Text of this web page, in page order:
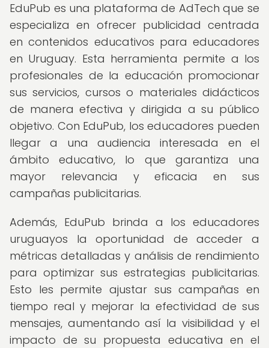
EduPub es una plataforma de AdTech que se
especializa en ofrecer publicidad centrada
en contenidos educativos para educadores
en Uruguay. Esta herramienta permite a los
profesionales de la educación promocionar
sus servicios, cursos o materiales didácticos
de manera efectiva y dirigida a su público
objetivo. Con EduPub, los educadores pueden
llegar a una audiencia interesada en el
ámbito educativo, lo que garantiza una
mayor relevancia y eficacia en sus
campañas publicitarias.
Además, EduPub brinda a los educadores
uruguayos la oportunidad de acceder a
métricas detalladas y análisis de rendimiento
para optimizar sus estrategias publicitarias.
Esto les permite ajustar sus campañas en
tiempo real y mejorar la efectividad de sus
mensajes, aumentando así la visibilidad y el
impacto de su propuesta educativa en el